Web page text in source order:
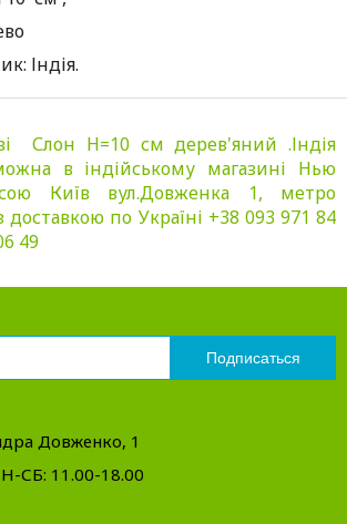
Індія.
Слон Н=10 см дерев'яний .Індія
в індійському магазині Нью
Київ вул.Довженка 1, метро
доставкою по Україні +38 093 971 84
49
Довженко, 1
СБ: 11.00-18.00